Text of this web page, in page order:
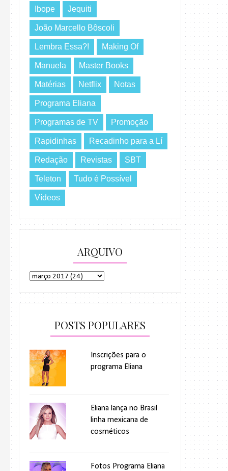
Ibope Jequiti
João Marcello Bôscoli
Lembra Essa?! Making Of
Manuela Master Books
Matérias Netflix Notas
Programa Eliana
Programas de TV Promoção
Rapidinhas Recadinho para a Lí
Redação Revistas SBT
Teleton Tudo é Possível
Vídeos
ARQUIVO
POSTS POPULARES
Inscrições para o
programa Eliana
Eliana lança no Brasil
linha mexicana de
cosméticos
Fotos Programa Eliana